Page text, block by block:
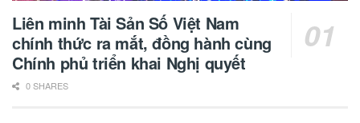
Liên minh Tài Sản Số Việt Nam
chính thức ra mắt, đồng hành cùng
Chính phủ triển khai Nghị quyết
0 SHARES